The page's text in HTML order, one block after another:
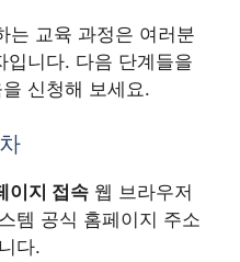
는 교육 과정은 여러분
입니다. 다음 단계들을
신청해 보세요.
이지 접속 웹 브라우저
템 공식 홈페이지 주소
다.